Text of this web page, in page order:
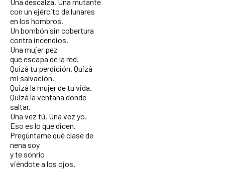
con un ejército de lunares
en los hombros.
Un bombón sin cobertura
contra incendios.
Una mujer pez
que escapa de la red.
Quizá tu perdición. Quizá
mi salvación.
Quizá la mujer de tu vida.
Quizá la ventana donde
saltar.
Una vez tú. Una vez yo.
Eso es lo que dicen.
Pregúntame qué clase de
nena soy
y te sonrío
viéndote a los ojos.